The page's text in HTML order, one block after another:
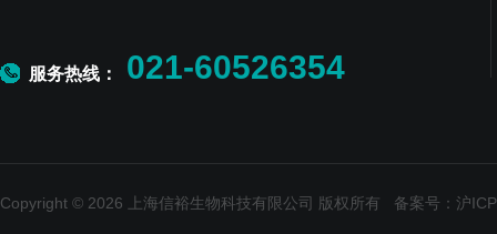
服务热线： 021-60526354
Copyright © 2026 上海信裕生物科技有限公司 版权所有 备案号：沪